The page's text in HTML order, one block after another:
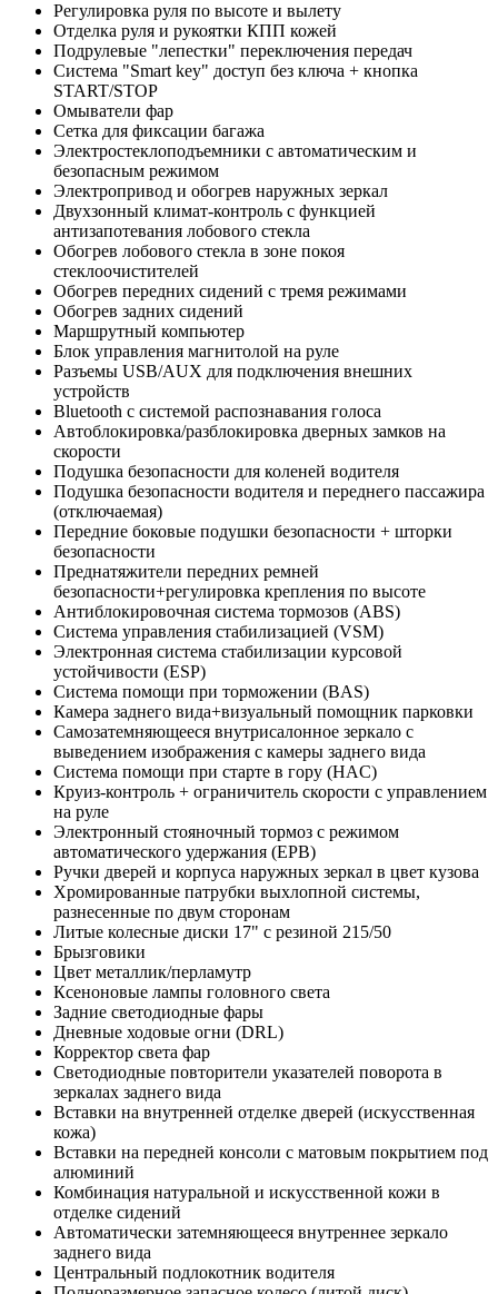
Регулировка руля по высоте и вылету
Отделка руля и рукоятки КПП кожей
Подрулевые "лепестки" переключения передач
Система "Smart key" доступ без ключа + кнопка
START/STOP
Омыватели фар
Сетка для фиксации багажа
Электростеклоподъемники с автоматическим и
безопасным режимом
Электропривод и обогрев наружных зеркал
Двухзонный климат-контроль с функцией
антизапотевания лобового стекла
Обогрев лобового стекла в зоне покоя
стеклоочистителей
Обогрев передних сидений с тремя режимами
Обогрев задних сидений
Маршрутный компьютер
Блок управления магнитолой на руле
Разъемы USB/AUX для подключения внешних
устройств
Bluetooth с системой распознавания голоса
Автоблокировка/разблокировка дверных замков на
скорости
Подушка безопасности для коленей водителя
Подушка безопасности водителя и переднего пассажира
(отключаемая)
Передние боковые подушки безопасности + шторки
безопасности
Преднатяжители передних ремней
безопасности+регулировка крепления по высоте
Антиблокировочная система тормозов (ABS)
Система управления стабилизацией (VSM)
Электронная система стабилизации курсовой
устойчивости (ESP)
Система помощи при торможении (BAS)
Камера заднего вида+визуальный помощник парковки
Самозатемняющееся внутрисалонное зеркало с
выведением изображения с камеры заднего вида
Система помощи при старте в гору (HAC)
Круиз-контроль + ограничитель скорости с управлением
на руле
Электронный стояночный тормоз с режимом
автоматического удержания (EPB)
Ручки дверей и корпуса наружных зеркал в цвет кузова
Хромированные патрубки выхлопной системы,
разнесенные по двум сторонам
Литые колесные диски 17" с резиной 215/50
Брызговики
Цвет металлик/перламутр
Ксеноновые лампы головного света
Задние светодиодные фары
Дневные ходовые огни (DRL)
Корректор света фар
Светодиодные повторители указателей поворота в
зеркалах заднего вида
Вставки на внутренней отделке дверей (искусственная
кожа)
Вставки на передней консоли с матовым покрытием под
алюминий
Комбинация натуральной и искусственной кожи в
отделке сидений
Автоматически затемняющееся внутреннее зеркало
заднего вида
Центральный подлокотник водителя